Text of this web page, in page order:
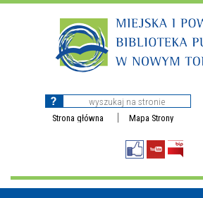
Strona główna Mapa Strony